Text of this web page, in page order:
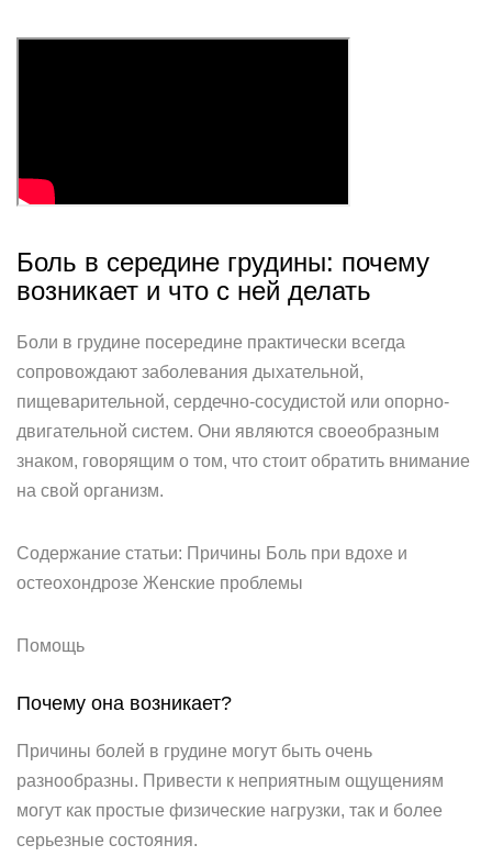
Боль в середине грудины: почему
возникает и что с ней делать
Боли в грудине посередине практически всегда
сопровождают заболевания дыхательной,
пищеварительной, сердечно-сосудистой или опорно-
двигательной систем. Они являются своеобразным
знаком, говорящим о том, что стоит обратить внимание
на свой организм.
Содержание статьи: Причины Боль при вдохе и
остеохондрозе Женские проблемы
Помощь
Почему она возникает?
Причины болей в грудине могут быть очень
разнообразны. Привести к неприятным ощущениям
могут как простые физические нагрузки, так и более
серьезные состояния.